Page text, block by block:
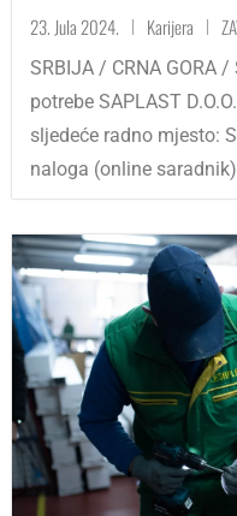
23. Jula 2024. | Karijera |
SRBIJA / CRNA GORA
potrebe SAPLAST
sljedeće radno mjesto:
naloga (online